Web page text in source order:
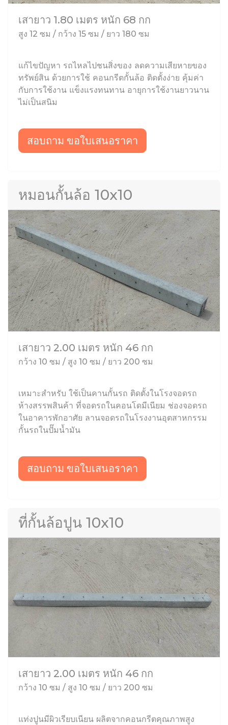
เสายาว 1.80 เมตร หนัก 68 กก
สูง 12 ซม / กว้าง 15 ซม / ยาว 180 ซม
แก้ไขปัญหา รถไหลไปชนสิ่งของ ลดความเสียหายของ
ทรัพย์สิน ด้วยการใช้ คอนกรีตกั้นล้อ ติดตั้งง่าย คุ้มค่า
กับการใช้งาน แข็งแรงทนทาน อายุการใช้งานยาวนาน
ไม่เป็นสนิม
สอบถาม ขอใบเสนอราคา
หมอนกั้นล้อ 10x10
เสายาว 2.00 เมตร หนัก 46 กก
กว้าง 10 ซม / สูง 10 ซม / ยาว 200 ซม
เหมาะสำหรับ ใช้เป็นคานกั้นรถ ติดตั้งในโรงจอดรถ
ห้างสรรพสินค้า ที่จอดรถในคอนโดมีเนียม ช่องจอดรถ
ในอาคารพักอาศัย ลานจอดรถในโรงงานอุตสาหกรรม
กั้นรถในปั๊มน้ำมัน
สอบถาม ขอใบเสนอราคา
ที่กั้นล้อปูน 10x10
เสายาว 2.00 เมตร หนัก 46 กก
กว้าง 10 ซม / สูง 10 ซม / ยาว 200 ซม
แท่งปูนมีผิวเรียบเนียน ผลิตจากคอนกรีตคุณภาพสูง